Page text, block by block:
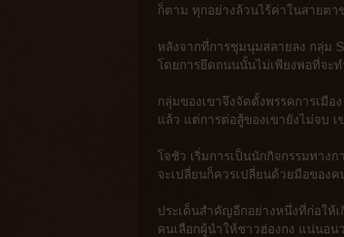
ก็ตาม ทุกอย่างล้วนไร้ค่าในสายตา
หลังจากที่การชุมนุมสลายลง กลุ่ม
โดยการยึดถนนนั้นไม่เพียงพอที่จะ
กลุ่มของเขาจึงจัดตั้งพรรคการเมื
แล้ว แต่การต่อสู้ของเขายังไม่จบ เ
โจชัว เริ่มการเป็นนักกิจกรรมทาง
จะเปลี่ยนก็ควรเปลี่ยนด้วยมือของ
ประเด็นสำคัญอีกอย่างหนึ่งที่ก่อให้
คนเลือกผู้นำให้ชาวฮ่องกง แน่นอ